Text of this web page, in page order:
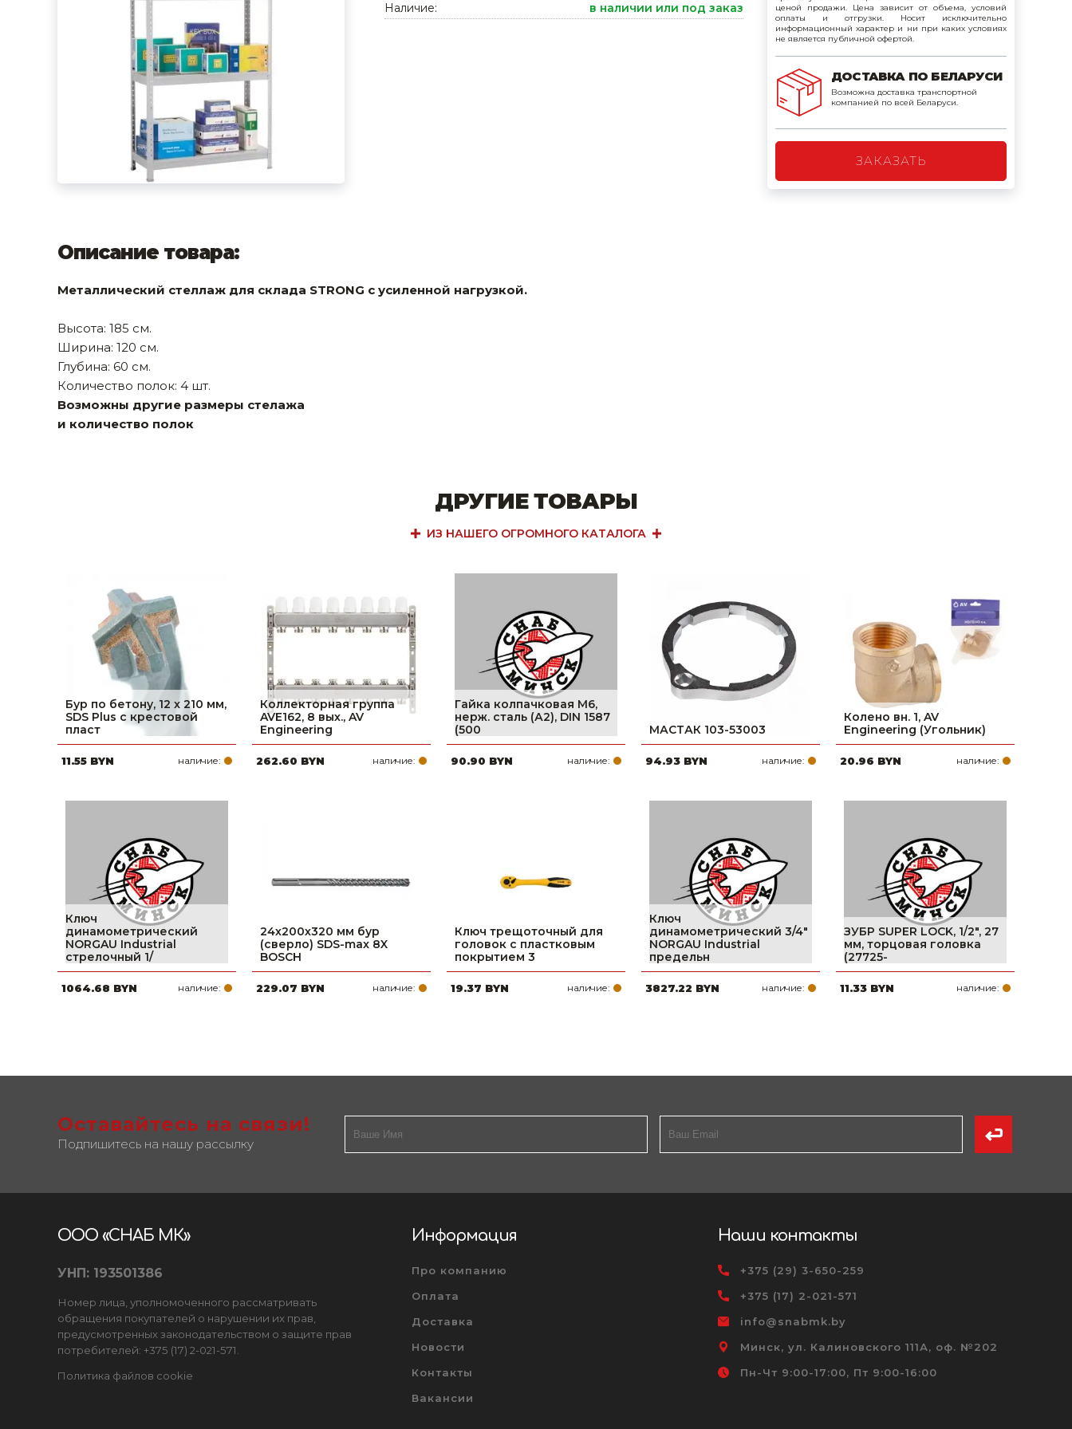
Строительное оборудование
Садовая техника, оснастка и принадлежности
Сварочное оборудование и материалы
Средства индивидуальной защиты и спецодежда
Хранение инструмента (ящики, сумки, пояса, тележки)
Хозтовары
Ручной инструмент
Строительные и отделочные материалы
Садовый инструмент, вазоны, горшки и кашпо, теплицы, парники
Ниппельные поилки для
Наличие: в наличии или под заказ
ценой продажи. Цена зависит от объема, условий
оплаты и отгрузки. Носит исключительно
информационный характер и ни при каких условиях
не является публичной офертой.
ДОСТАВКА ПО БЕЛАРУСИ
Возможна доставка транспортной
компанией по всей Беларуси.
ЗАКАЗАТЬ
Описание товара:
Металлический стеллаж для склада STRONG с усиленной нагрузкой.
Высота: 185 см.
Ширина: 120 см.
Глубина: 60 см.
Количество полок: 4 шт.
Возможны другие размеры стелажа
и количество полок
ДРУГИЕ ТОВАРЫ
ИЗ НАШЕГО ОГРОМНОГО КАТАЛОГА
Бур по бетону, 12 x 210 мм,
SDS Plus c крестовой
пласт
11.55 BYN наличие:
Коллекторная группа
AVE162, 8 вых., AV
Engineering
262.60 BYN наличие:
Гайка колпачковая М6,
нерж. сталь (А2), DIN 1587
(500
90.90 BYN наличие:
МАСТАК 103-53003
94.93 BYN наличие:
Колено вн. 1, AV
Engineering (Угольник)
20.96 BYN наличие:
Ключ
динамометрический
NORGAU Industrial
стрелочный 1/
1064.68 BYN наличие:
24х200х320 мм бур
(сверло) SDS-max 8X
BOSCH
229.07 BYN наличие:
Ключ трещоточный для
головок с пластковым
покрытием 3
19.37 BYN наличие:
Ключ
динамометрический 3/4"
NORGAU Industrial
предельн
3827.22 BYN наличие:
ЗУБР SUPER LOCK, 1/2″, 27
мм, торцовая головка
(27725-
11.33 BYN наличие:
Оставайтесь на связи!
Подпишитесь на нашу рассылку
ООО «СНАБ МК»
УНП: 193501386
Номер лица, уполномоченного рассматривать
обращения покупателей о нарушении их прав,
предусмотренных законодательством о защите прав
потребителей: +375 (17) 2-021-571.
Политика файлов cookie
Информация
Про компанию
Оплата
Доставка
Новости
Контакты
Вакансии
Наши контакты
+375 (29) 3-650-259
+375 (17) 2-021-571
info@snabmk.by
Минск, ул. Калиновского 111А, оф. №202
Пн-Чт 9:00-17:00, Пт 9:00-16:00